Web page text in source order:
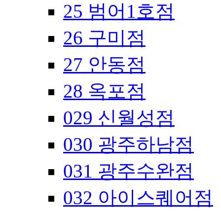
25 범어1호점
26 구미점
27 안동점
28 옥포점
029 신월성점
030 광주하남점
031 광주수완점
032 아이스퀘어점